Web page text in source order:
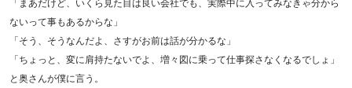
「まあだけど、いくら見た目は良い会社でも、実際中に入ってみなきゃ分から
ないって事もあるからな」
「そう、そうなんだよ、さすがお前は話が分かるな」
「ちょっと、変に肩持たないでよ、増々図に乗って仕事探さなくなるでしょ」
と奥さんが僕に言う。